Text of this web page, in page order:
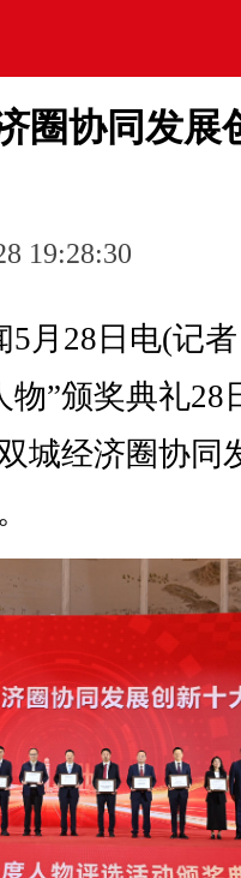
圈协同发展
19:28:30
28日电(记者
”颁奖典礼28
城经济圈协同